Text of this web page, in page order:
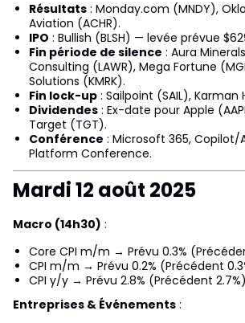
Résultats : Monday.com (MNDY),
Aviation (ACHR).
IPO : Bullish (BLSH) — levée prévue
Fin période de silence : Aura
Consulting (LAWR), Mega Fortune
Solutions (KMRK).
Fin lock-up : Sailpoint (SAIL), Karman
Dividendes : Ex-date pour Apple
Target (TGT).
Conférence : Microsoft 365, Copilot/
Platform Conference.
Mardi 12 août 2025
Macro (14h30) :
Core CPI m/m → Prévu 0.3%
CPI m/m → Prévu 0.2% (Précédent
CPI y/y → Prévu 2.8% (Précédent 2.7%)
Entreprises & Événements :